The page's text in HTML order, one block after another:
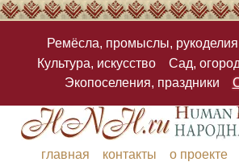
Ремёсла, промыслы, рукоделия
Культура, искусство
Сад, огород
Экопоселения, праздники
главная контакты о проекте